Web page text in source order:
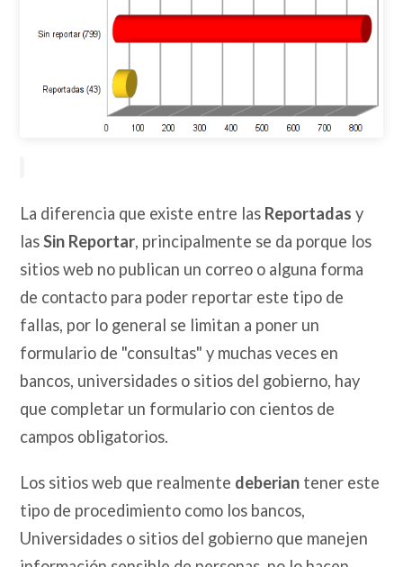
La diferencia que existe entre las Reportadas y
lasSin Reportar, principalmente se da porque los
sitios web no publican un correo o alguna forma
de contacto para poder reportar este tipo de
fallas, por lo general se limitan a poner un
formulario de "consultas" y muchas veces en
bancos, universidades o sitios del gobierno, hay
que completar un formulario con cientos de
campos obligatorios.
Los sitios web que realmente deberian tener este
tipo de procedimiento como los bancos,
Universidades o sitios del gobierno que manejen